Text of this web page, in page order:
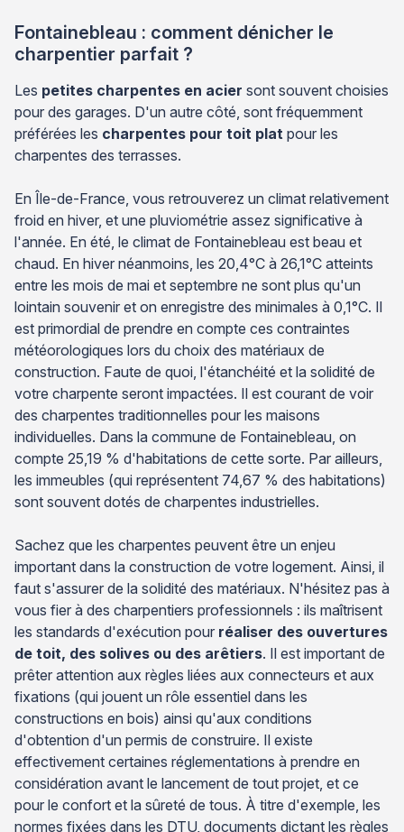
Fontainebleau : comment dénicher le
charpentier parfait ?
Les petites charpentes en acier sont souvent choisies
pour des garages. D'un autre côté, sont fréquemment
préférées les charpentes pour toit plat pour les
charpentes des terrasses.
En Île-de-France, vous retrouverez un climat relativement
froid en hiver, et une pluviométrie assez significative à
l'année. En été, le climat de Fontainebleau est beau et
chaud. En hiver néanmoins, les 20,4°C à 26,1°C atteints
entre les mois de mai et septembre ne sont plus qu'un
lointain souvenir et on enregistre des minimales à 0,1°C. Il
est primordial de prendre en compte ces contraintes
météorologiques lors du choix des matériaux de
construction. Faute de quoi, l'étanchéité et la solidité de
votre charpente seront impactées. Il est courant de voir
des charpentes traditionnelles pour les maisons
individuelles. Dans la commune de Fontainebleau, on
compte 25,19 % d'habitations de cette sorte. Par ailleurs,
les immeubles (qui représentent 74,67 % des habitations)
sont souvent dotés de charpentes industrielles.
Sachez que les charpentes peuvent être un enjeu
important dans la construction de votre logement. Ainsi, il
faut s'assurer de la solidité des matériaux. N'hésitez pas à
vous fier à des charpentiers professionnels : ils maîtrisent
les standards d'exécution pour réaliser des ouvertures
de toit, des solives ou des arêtiers. Il est important de
prêter attention aux règles liées aux connecteurs et aux
fixations (qui jouent un rôle essentiel dans les
constructions en bois) ainsi qu'aux conditions
d'obtention d'un permis de construire. Il existe
effectivement certaines réglementations à prendre en
considération avant le lancement de tout projet, et ce
pour le confort et la sûreté de tous. À titre d'exemple, les
normes fixées dans les DTU, documents dictant les règles